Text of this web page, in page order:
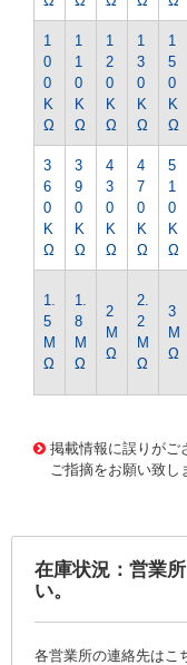
1
0
0
K
Ω
1
1
0
K
Ω
1
2
0
K
Ω
1
3
0
K
Ω
1
5
0
K
Ω
3
6
0
K
Ω
3
9
0
K
Ω
4
3
0
K
Ω
4
7
0
K
Ω
5
1
0
K
Ω
1.
5
M
Ω
1.
8
M
Ω
2
M
Ω
2.
2
M
Ω
3
M
Ω
掲載情報に誤りがご
ご指摘をお願い致し
在庫状況：営業
い。
各営業所の連絡先はこ